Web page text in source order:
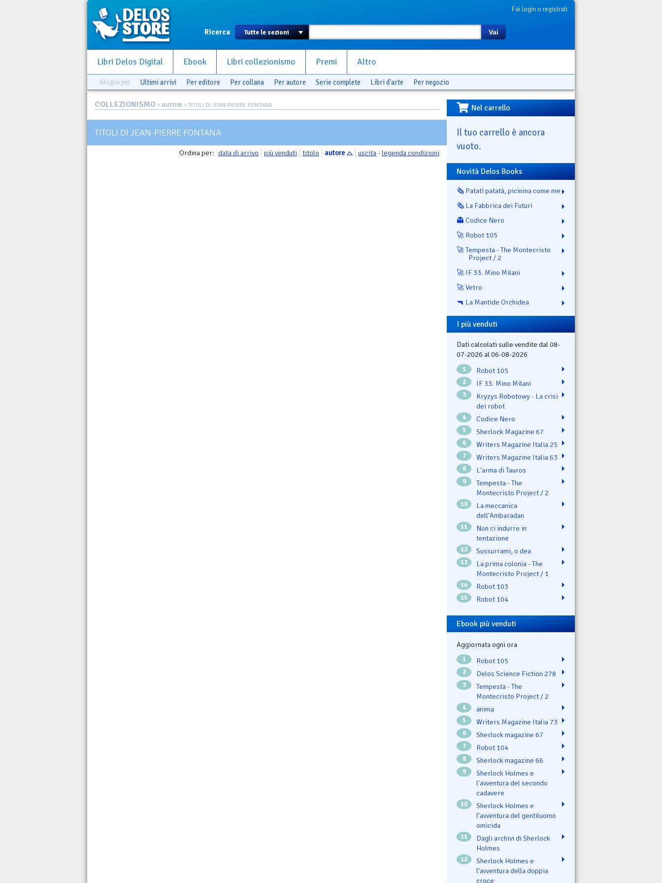
Fai login o registrati
Ricerca Vai
Libri Delos Digital Ebook Libri collezionismo Premi Altro
Sfoglia per Ultimi arrivi Per editore Per collana Per autore Serie complete Libri d'arte Per negozio
COLLEZIONISMO > AUTORI > TITOLI DI JEAN-PIERRE FONTANA
TITOLI DI JEAN-PIERRE FONTANA
Ordina per: data di arrivo più venduti titolo autore uscita-legenda condizioni
Nel carrello
Il tuo carrello è ancora
vuoto.
Novità Delos Books
🗞️ Patatì patatà, picinina come me
🗞️ La Fabbrica dei Futuri
👻 Codice Nero
🚀 Robot 105
🚀 Tempesta - The Montecristo
Project / 2
🚀 IF 33. Mino Milani
🚀 Vetro
🔫 La Mantide Orchidea
I più venduti
Dati calcolati sulle vendite dal 08-
07-2026 al 06-08-2026
1 Robot 105
2 IF 33. Mino Milani
3
Kryzys Robotowy - La crisi
dei robot
4 Codice Nero
5 Sherlock Magazine 67
6 Writers Magazine Italia 25
7 Writers Magazine Italia 63
8 L'arma di Tauros
9
Tempesta - The
Montecristo Project / 2
10
La meccanica
dell'Ambaradan
11
Non ci indurre in
tentazione
12 Sussurrami, o dea
13
La prima colonia - The
Montecristo Project / 1
14 Robot 103
15 Robot 104
Ebook più venduti
Aggiornata ogni ora
1 Robot 105
2 Delos Science Fiction 278
3
Tempesta - The
Montecristo Project / 2
4 ənima
5 Writers Magazine Italia 73
6 Sherlock magazine 67
7 Robot 104
8 Sherlock magazine 66
9
Sherlock Holmes e
l'avventura del secondo
cadavere
10
Sherlock Holmes e
l’avventura del gentiluomo
omicida
11
Dagli archivi di Sherlock
Holmes
12
Sherlock Holmes e
l’avventura della doppia
croce